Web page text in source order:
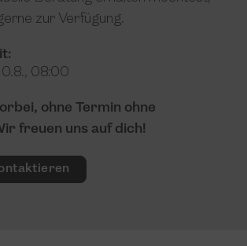
zur Verfügung.
08:00
ohne Termin ohne
freuen uns auf dich!